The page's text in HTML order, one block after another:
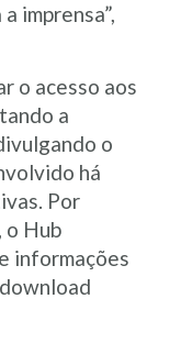
imprensa”,
o acesso aos
a
o
há
Por
Hub
informações